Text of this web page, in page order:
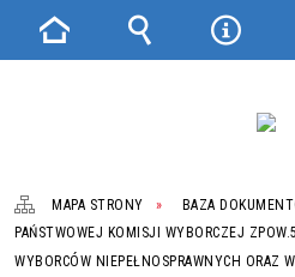
MAPA STRONY BAZA
PAŃSTWOWEJ KOMISJI WYBORCZEJ
WYBORCÓW NIEPEŁNOSPRAWNYCH ORAZ
Strona Wyszukiwarka